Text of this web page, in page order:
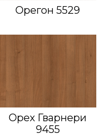
Орегон 5529
Орех Гварнери
9455